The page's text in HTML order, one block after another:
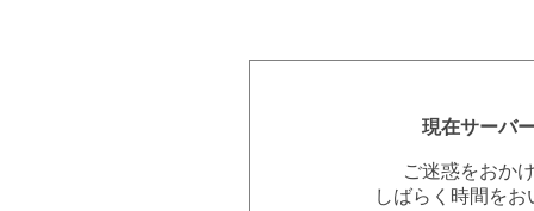
現在サーバ
ご迷惑をおか
しばらく時間を